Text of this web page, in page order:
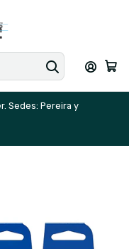
Sedes: Pereira y